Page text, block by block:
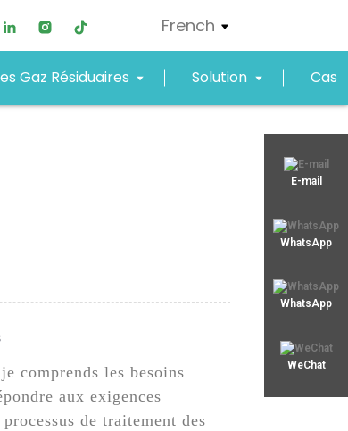
French
Gaz Résiduaires Solution Cas
E-mail
xjy01@xjyept.com
WhatsApp
+8619867623549
WhatsApp
WeChat
comprends les besoins
aux exigences
de traitement des